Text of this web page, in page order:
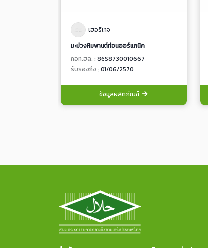
เฮอริเทจ
มะม่วงหิมพานต์ท่อนออร์แกนิค
กอท.ฮล. : 86S8730010667
รับรองถึง : 01/06/2570
ข้อมูลผลิตภัณฑ์